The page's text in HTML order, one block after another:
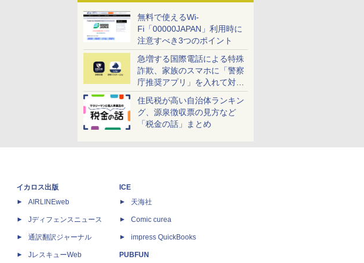
無料で使えるWi-
Fi「00000JAPAN」利用時に
注意すべき3つのポイント
急増する国際電話による特殊
詐欺、家族のスマホに「警察
庁推奨アプリ」を入れて対策
しよう！
住民税が高い自治体ランキン
グ、源泉徴収票の見方など
「税金の話」まとめ
イカロス出版
AIRLINEweb
Jディフェンスニュース
通訳翻訳ジャーナル
JレスキューWeb
ICE
天海社
Comic curea
impress QuickBooks
PUBFUN